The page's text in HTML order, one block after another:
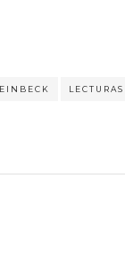
LECTURAS